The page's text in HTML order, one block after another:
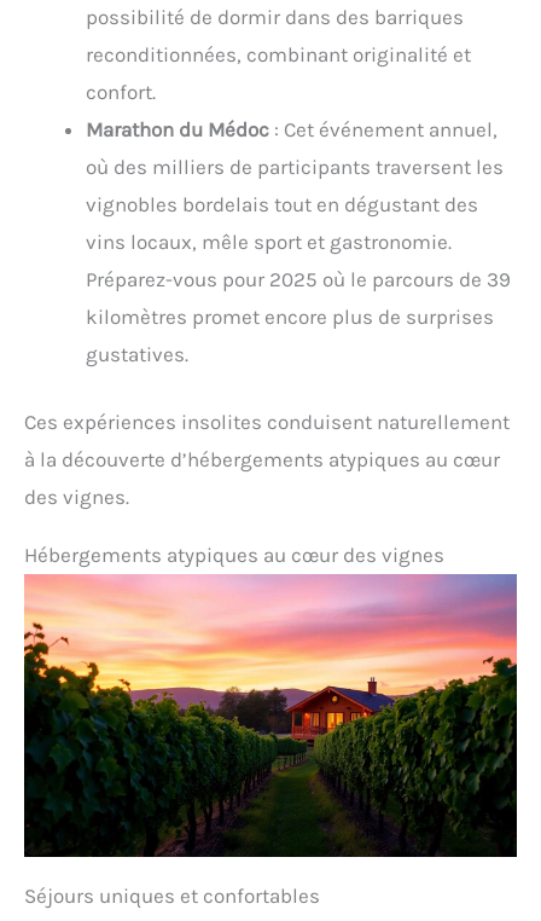
possibilité de dormir dans des barriques
reconditionnées, combinant originalité et
confort.
Marathon du Médoc : Cet événement annuel,
où des milliers de participants traversent les
vignobles bordelais tout en dégustant des
vins locaux, mêle sport et gastronomie.
Préparez-vous pour 2025 où le parcours de 39
kilomètres promet encore plus de surprises
gustatives.
Ces expériences insolites conduisent naturellement
à la découverte d’hébergements atypiques au cœur
des vignes.
Hébergements atypiques au cœur des vignes
Séjours uniques et confortables